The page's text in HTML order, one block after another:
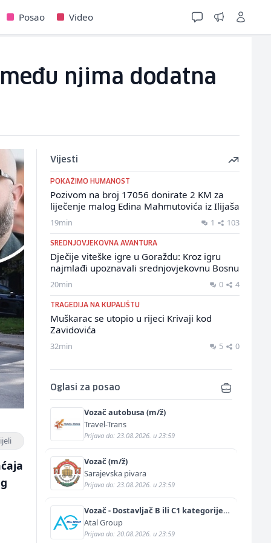
Posao Video
njima dodatna
Vijesti
POKAŽIMO HUMANOST
Pozivom na broj 17056 donirate 2 KM za
liječenje malog Edina Mahmutovića iz Ilijaša
19min 1 103
SREDNJOVJEKOVNA AVANTURA
Dječije viteške igre u Goraždu: Kroz igru
najmlađi upoznavali srednjovjekovnu Bosnu
20min 0 4
TRAGEDIJA NA KUPALIŠTU
Muškarac se utopio u rijeci Krivaji kod
Zavidovića
32min 5 0
Oglasi za posao
Vozač autobusa (m/ž)
Travel-Trans
Prijava do: 23.08.2026. u 23:59
Vozač (m/ž)
Sarajevska pivara
Prijava do: 23.08.2026. u 23:59
Vozač - Dostavljač B ili C1 kategorije
(m/ž)
Atal Group
Prijava do: 20.08.2026. u 23:59